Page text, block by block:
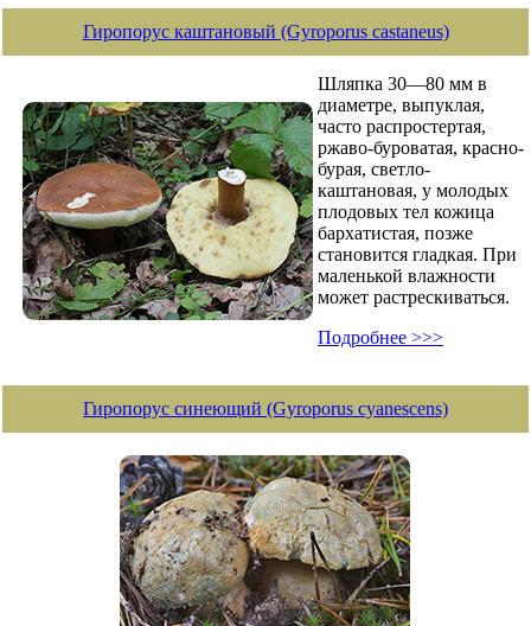
Гиропорус каштановый (Gyroporus castaneus)
Шляпка 30—80 мм в
диаметре, выпуклая,
часто распростертая,
ржаво-буроватая, красно-
бурая, светло-
каштановая, у молодых
плодовых тел кожица
бархатистая, позже
становится гладкая. При
маленькой влажности
может растрескиваться.
Подробнее >>>
Гиропорус синеющий (Gyroporus cyanescens)